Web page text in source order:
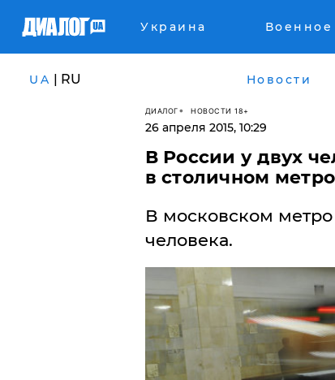
Украина
UA | RU Новости
ДИАЛОГ НОВОСТИ 18+
26 апреля 2015, 10:29
В России у двух
в столичном метро
В московском
человека.